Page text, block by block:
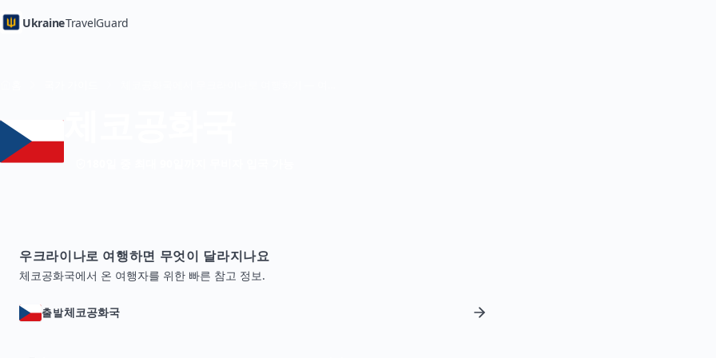
UkraineTravelGuard
우크라이나로 여행하면 무엇이 달라지나요
체코공화국에서 온 여행자를 위한 빠른 참고 정보.
출발체코공화국